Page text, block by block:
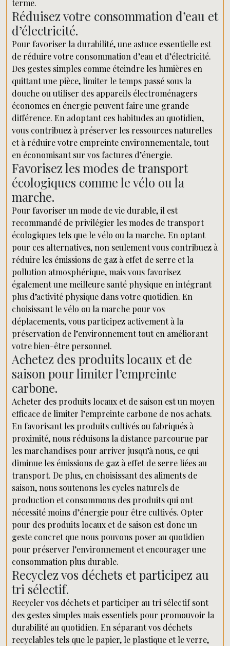
terme.
Réduisez votre consommation d’eau et
d’électricité.
Pour favoriser la durabilité, une astuce essentielle est
de réduire votre consommation d’eau et d’électricité.
Des gestes simples comme éteindre les lumières en
quittant une pièce, limiter le temps passé sous la
douche ou utiliser des appareils électroménagers
économes en énergie peuvent faire une grande
différence. En adoptant ces habitudes au quotidien,
vous contribuez à préserver les ressources naturelles
et à réduire votre empreinte environnementale, tout
en économisant sur vos factures d’énergie.
Favorisez les modes de transport
écologiques comme le vélo ou la
marche.
Pour favoriser un mode de vie durable, il est
recommandé de privilégier les modes de transport
écologiques tels que le vélo ou la marche. En optant
pour ces alternatives, non seulement vous contribuez à
réduire les émissions de gaz à effet de serre et la
pollution atmosphérique, mais vous favorisez
également une meilleure santé physique en intégrant
plus d’activité physique dans votre quotidien. En
choisissant le vélo ou la marche pour vos
déplacements, vous participez activement à la
préservation de l’environnement tout en améliorant
votre bien-être personnel.
Achetez des produits locaux et de
saison pour limiter l’empreinte
carbone.
Acheter des produits locaux et de saison est un moyen
efficace de limiter l’empreinte carbone de nos achats.
En favorisant les produits cultivés ou fabriqués à
proximité, nous réduisons la distance parcourue par
les marchandises pour arriver jusqu’à nous, ce qui
diminue les émissions de gaz à effet de serre liées au
transport. De plus, en choisissant des aliments de
saison, nous soutenons les cycles naturels de
production et consommons des produits qui ont
nécessité moins d’énergie pour être cultivés. Opter
pour des produits locaux et de saison est donc un
geste concret que nous pouvons poser au quotidien
pour préserver l’environnement et encourager une
consommation plus durable.
Recyclez vos déchets et participez au
tri sélectif.
Recycler vos déchets et participer au tri sélectif sont
des gestes simples mais essentiels pour promouvoir la
durabilité au quotidien. En séparant vos déchets
recyclables tels que le papier, le plastique et le verre,